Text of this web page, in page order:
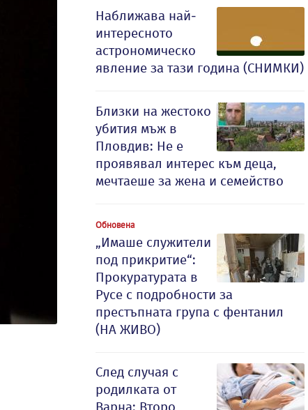
Наближава най-
интересното
астрономическо
явление за тази година (СНИМКИ)
Близки на жестоко
убития мъж в
Пловдив: Не е
проявявал интерес към деца,
мечтаеше за жена и семейство
Обновена
„Имаше служители
под прикритие“:
Прокуратурата в
Русе с подробности за
престъпната група с фентанил
(НА ЖИВО)
След случая с
родилката от